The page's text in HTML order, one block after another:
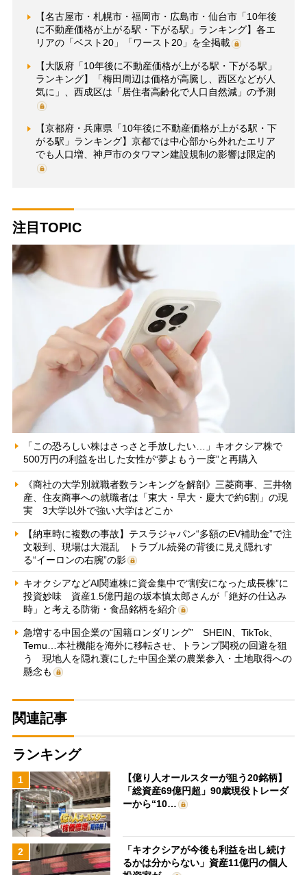
【名古屋市・札幌市・福岡市・広島市・仙台市「10年後
に不動産価格が上がる駅・下がる駅」ランキング】各エ
リアの「ベスト20」「ワースト20」を全掲載
【大阪府「10年後に不動産価格が上がる駅・下がる駅」
ランキング】「梅田周辺は価格が高騰し、西区などが人
気に」、西成区は「居住者高齢化で人口自然減」の予測
【京都府・兵庫県「10年後に不動産価格が上がる駅・下
がる駅」ランキング】京都では中心部から外れたエリア
でも人口増、神戸市のタワマン建設規制の影響は限定的
注目TOPIC
「この恐ろしい株はさっさと手放したい…」キオクシア株で
500万円の利益を出した女性が“夢よもう一度”と再購入
《商社の大学別就職者数ランキングを解剖》三菱商事、三井物
産、住友商事への就職者は「東大・早大・慶大で約6割」の現
実 3大学以外で強い大学はどこか
【納車時に複数の事故】テスラジャパン“多額のEV補助金”で注
文殺到、現場は大混乱 トラブル続発の背後に見え隠れす
る“イーロンの右腕”の影
キオクシアなどAI関連株に資金集中で“割安になった成長株”に
投資妙味 資産1.5億円超の坂本慎太郎さんが「絶好の仕込み
時」と考える防衛・食品銘柄を紹介
急増する中国企業の“国籍ロンダリング” SHEIN、TikTok、
Temu…本社機能を海外に移転させ、トランプ関税の回避を狙
う 現地人を隠れ蓑にした中国企業の農業参入・土地取得への
懸念も
関連記事
ランキング
1
【億り人オールスターが狙う20銘柄】
「総資産69億円超」90歳現役トレーダ
ーから“10…
2
「キオクシアが今後も利益を出し続け
るかは分からない」資産11億円の個人